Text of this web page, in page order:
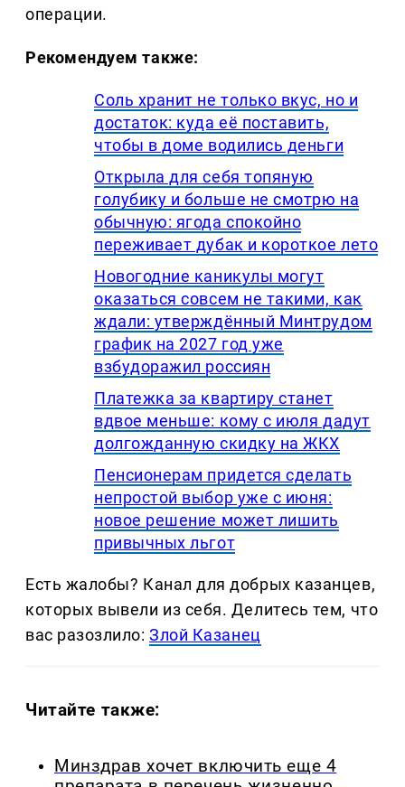
операции.
Рекомендуем также:
Соль хранит не только вкус, но и
достаток: куда её поставить,
чтобы в доме водились деньги
Открыла для себя топяную
голубику и больше не смотрю на
обычную: ягода спокойно
переживает дубак и короткое лето
Новогодние каникулы могут
оказаться совсем не такими, как
ждали: утверждённый Минтрудом
график на 2027 год уже
взбудоражил россиян
Платежка за квартиру станет
вдвое меньше: кому с июля дадут
долгожданную скидку на ЖКХ
Пенсионерам придется сделать
непростой выбор уже с июня:
новое решение может лишить
привычных льгот
Есть жалобы? Канал для добрых казанцев,
которых вывели из себя. Делитеcь тем, что
вас разозлило:Злой Казанец
Читайте также:
Минздрав хочет включить еще 4